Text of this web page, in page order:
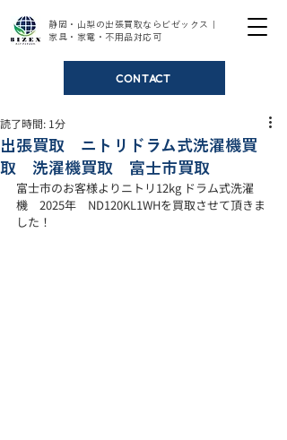
静岡・山梨の出張買取ならビゼックス｜
家具・家電・不用品対応可
CONTACT
出張買取 ニトリドラム式洗濯機買
取 洗濯機買取 富士市買取
読了時間: 1分
富士市のお客様よりニトリ12kg ドラム式洗濯
機　2025年　ND120KL1WHを買取させて頂きま
した！